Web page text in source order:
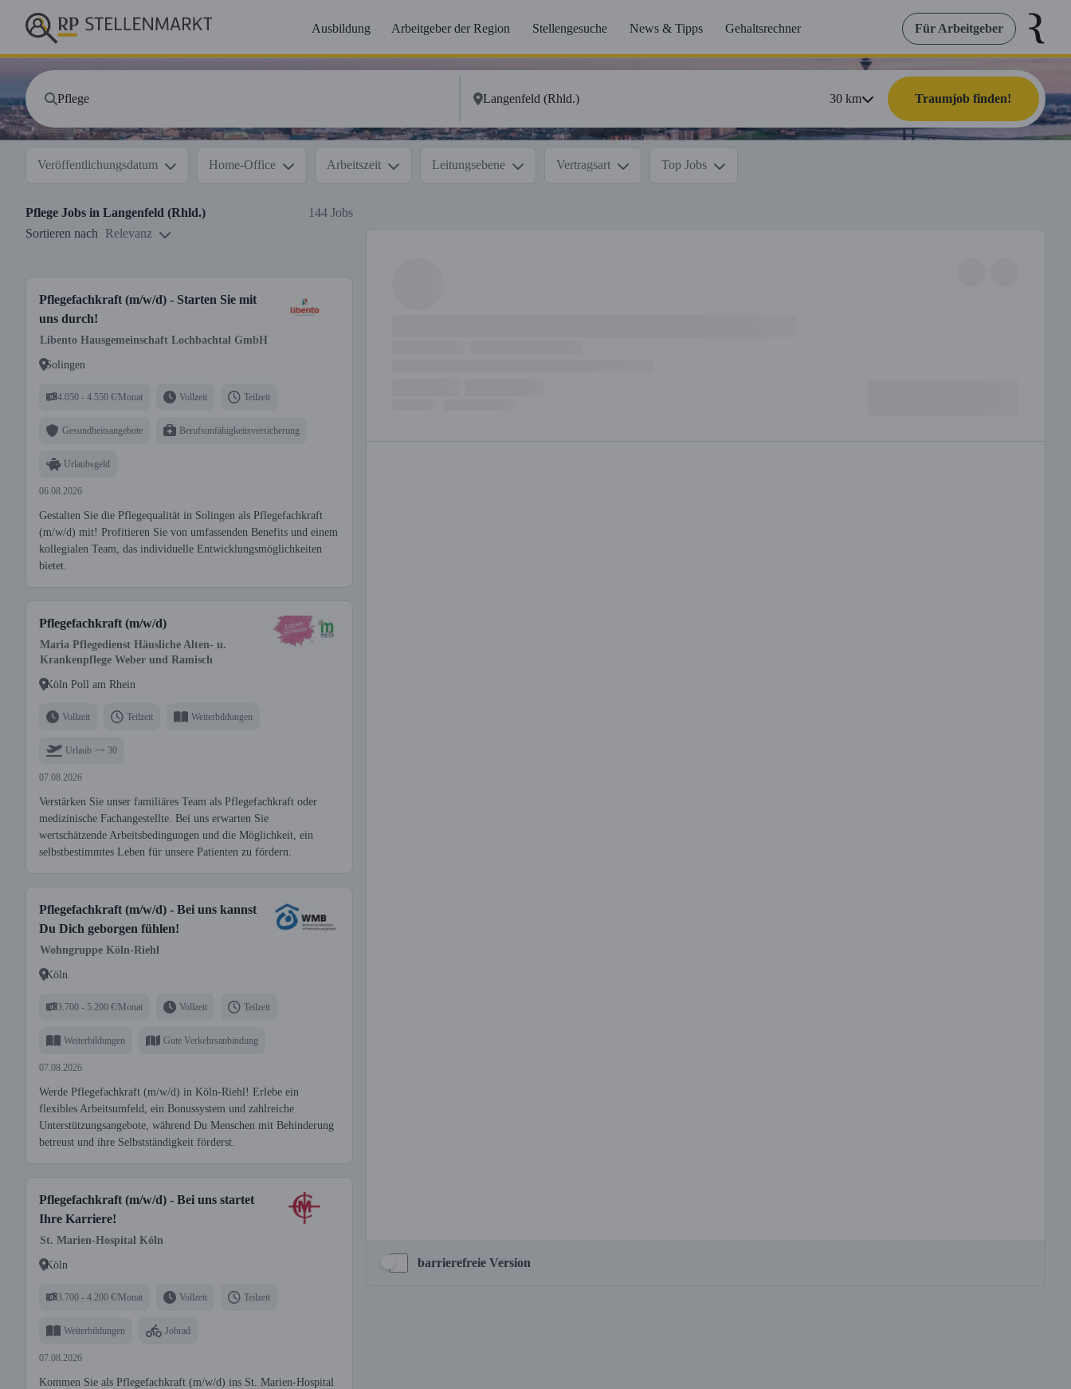
Ausbildung Arbeitgeber der Region Stellengesuche News & Tipps Gehaltsrechner Für Arbeitgeber
30km Traumjob finden!
Veröffentlichungsdatum Home-Office Arbeitszeit Leitungsebene Vertragsart Top Jobs
Pflege Jobs in Langenfeld (Rhld.)
144 Jobs
Sortieren nach
Relevanz
Pflegefachkraft (m/w/d) - Starten Sie mit
uns durch!
Libento Hausgemeinschaft Lochbachtal GmbH
Solingen
4.050 - 4.550 €/Monat Vollzeit Teilzeit
Gesundheitsangebote Berufsunfähigkeitsversicherung
Urlaubsgeld
06.08.2026
Gestalten Sie die Pflegequalität in Solingen als Pflegefachkraft
(m/w/d) mit! Profitieren Sie von umfassenden Benefits und einem
kollegialen Team, das individuelle Entwicklungsmöglichkeiten
bietet.
Pflegefachkraft (m/w/d)
Maria Pflegedienst Häusliche Alten- u.
Krankenpflege Weber und Ramisch
Köln Poll am Rhein
Vollzeit Teilzeit Weiterbildungen
Urlaub >= 30
07.08.2026
Verstärken Sie unser familiäres Team als Pflegefachkraft oder
medizinische Fachangestellte. Bei uns erwarten Sie
wertschätzende Arbeitsbedingungen und die Möglichkeit, ein
selbstbestimmtes Leben für unsere Patienten zu fördern.
Pflegefachkraft (m/w/d) - Bei uns kannst
Du Dich geborgen fühlen!
Wohngruppe Köln-Riehl
Köln
3.700 - 5.200 €/Monat Vollzeit Teilzeit
Weiterbildungen Gute Verkehrsanbindung
07.08.2026
Werde Pflegefachkraft (m/w/d) in Köln-Riehl! Erlebe ein
flexibles Arbeitsumfeld, ein Bonussystem und zahlreiche
Unterstützungsangebote, während Du Menschen mit Behinderung
betreust und ihre Selbstständigkeit förderst.
Pflegefachkraft (m/w/d) - Bei uns startet
Ihre Karriere!
St. Marien-Hospital Köln
Köln
3.700 - 4.200 €/Monat Vollzeit Teilzeit
Weiterbildungen Jobrad
07.08.2026
Kommen Sie als Pflegefachkraft (m/w/d) ins St. Marien-Hospital
barrierefreie Version